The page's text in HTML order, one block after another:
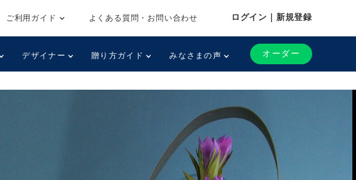
ご利用ガイド よくある質問・お問い合わせ ログイン｜新規登録
デザイナー 贈り方ガイド みなさまの声 オーダー